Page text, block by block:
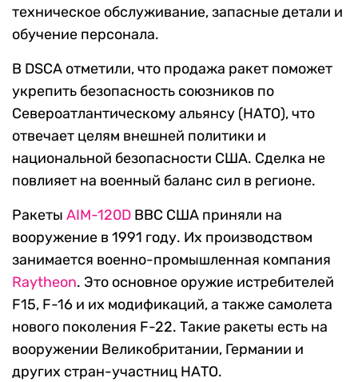
техническое обслуживание, запасные детали и
обучение персонала.
В DSCA отметили, что продажа ракет поможет
укрепить безопасность союзников по
Североатлантическому альянсу (НАТО), что
отвечает целям внешней политики и
национальной безопасности США. Сделка не
повлияет на военный баланс сил в регионе.
Ракеты AIM-120D ВВС США приняли на
вооружение в 1991 году. Их производством
занимается военно-промышленная компания
Raytheon. Это основное оружие истребителей
F15, F-16 и их модификаций, а также самолета
нового поколения F-22. Такие ракеты есть на
вооружении Великобритании, Германии и
других стран-участниц НАТО.